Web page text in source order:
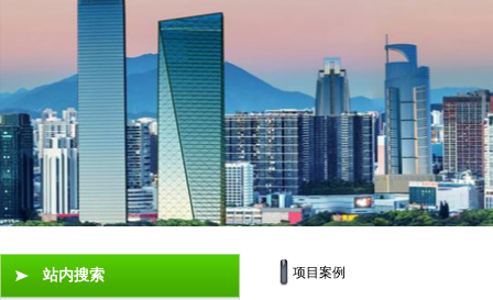
站内搜索 项目案例